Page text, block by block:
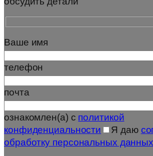
Ваше имя
телефон
почта
ознакомлен(а) с политикой
конфиденциальности
Я даю
обработку персональных данных